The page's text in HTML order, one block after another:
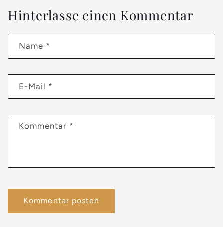
Hinterlasse einen Kommentar
Name *
E-Mail *
Kommentar *